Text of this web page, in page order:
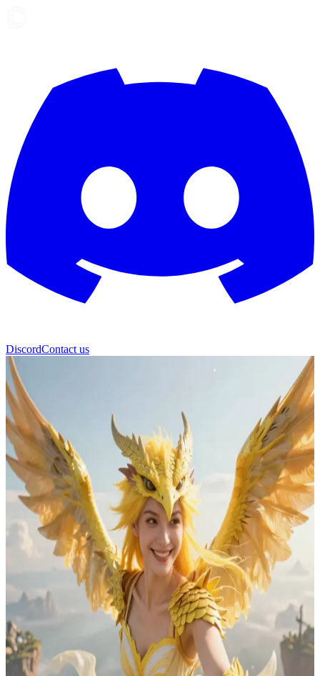
DiscordContact us
LYRA
Lyra – Die plauderhafte und treue Windharpyie